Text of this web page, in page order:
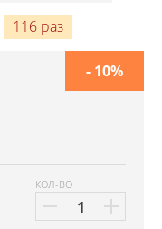
116 раз
- 10%
КОЛ-ВО